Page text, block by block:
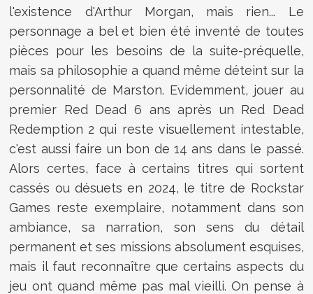
l'existence d'Arthur Morgan, mais rien... Le
personnage a bel et bien été inventé de toutes
pièces pour les besoins de la suite-préquelle,
mais sa philosophie a quand même déteint sur la
personnalité de Marston. Evidemment, jouer au
premier Red Dead 6 ans après un Red Dead
Redemption 2 qui reste visuellement intestable,
c'est aussi faire un bon de 14 ans dans le passé.
Alors certes, face à certains titres qui sortent
cassés ou désuets en 2024, le titre de Rockstar
Games reste exemplaire, notamment dans son
ambiance, sa narration, son sens du détail
permanent et ses missions absolument esquises,
mais il faut reconnaître que certains aspects du
jeu ont quand même pas mal vieilli. On pense à